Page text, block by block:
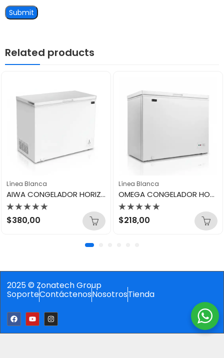
Related products
Línea Blanca
AIWA CONGELADOR HORIZONTAL 300LTS AWHCFC30101
Valorado
con
$380,00
Línea Blanca
OMEGA CONGELADOR HORIZONTAL BLANCO 143L OCH-143W
Valorado
con
$218,00
2025 © Zonatech Group
SoporteContáctenosNosotrosTienda